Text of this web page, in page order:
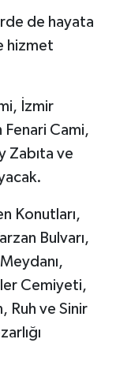
de hayata
hizmet
İzmir
Cami,
Zabıta ve
Konutları,
Bulvarı,
Cemiyeti,
Ruh ve Sinir